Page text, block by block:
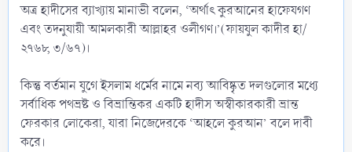
অত্র হাদীসের ব্যাখ্যায় মানাভী বলেন, ‘অর্থাৎ কুরআনের হাফেযগণ
এবং তদনুযায়ী আমলকারী আল্লাহর ওলীগণ।’(ফায়যুল কাদীর হা/
২৭৬৮, ৩/৬৭)।
কিন্তু বর্তমান যুগে ইসলাম ধর্মের নামে নব্য আবিষ্কৃত দলগুলোর মধ্যে
সর্বাধিক পথভ্রষ্ট ও বিভ্রান্তিকর একটি হাদীস অস্বীকারকারী ভ্রান্ত
ফেরকার লোকেরা, যারা নিজেদেরকে ‘আহলে কুরআন’ বলে দাবী
করে।